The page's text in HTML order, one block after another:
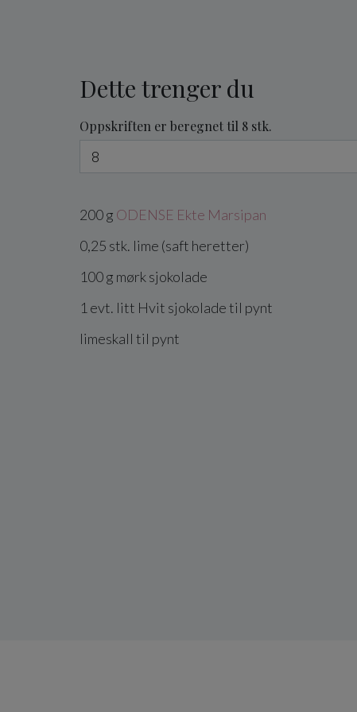
Dette trenger du
Oppskriften er beregnet til 8 stk.
200g ODENSE Ekte Marsipan
0,25 stk. lime (saft heretter)
100g mørk sjokolade
1 evt. litt Hvit sjokoladetil pynt
limeskall til pynt